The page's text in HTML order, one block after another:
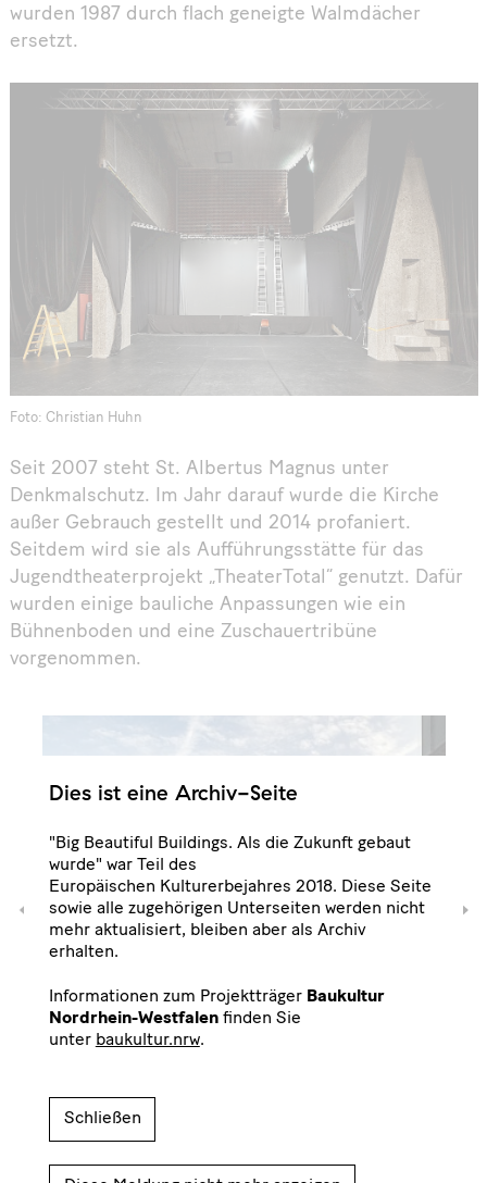
wurden 1987 durch flach geneigte Walmdächer
ersetzt.
Foto: Christian Huhn
Seit 2007 steht St. Albertus Magnus unter
Denkmalschutz. Im Jahr darauf wurde die Kirche
außer Gebrauch gestellt und 2014 profaniert.
Seitdem wird sie als Aufführungsstätte für das
Jugendtheaterprojekt „TheaterTotal“ genutzt. Dafür
wurden einige bauliche Anpassungen wie ein
Bühnenboden und eine Zuschauertribüne
vorgenommen.
Dies ist eine Archiv-Seite
"Big Beautiful Buildings. Als die Zukunft gebaut
wurde" war Teil des
Europäischen Kulturerbejahres 2018. Diese Seite
sowie alle zugehörigen Unterseiten werden nicht
mehr aktualisiert, bleiben aber als Archiv
erhalten.
Informationen zum Projektträger Baukultur
Nordrhein-Westfalenfinden Sie
unter baukultur.nrw.
Schließen